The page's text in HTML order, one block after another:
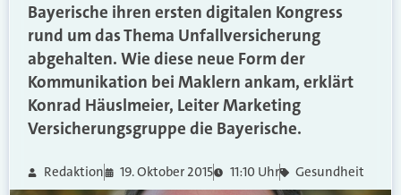
Bayerische ihren ersten digitalen Kongress
rund um das Thema Unfallversicherung
abgehalten. Wie diese neue Form der
Kommunikation bei Maklern ankam, erklärt
Konrad Häuslmeier, Leiter Marketing
Versicherungsgruppe die Bayerische.
Redaktion 19. Oktober 2015 11:10 Uhr Gesundheit